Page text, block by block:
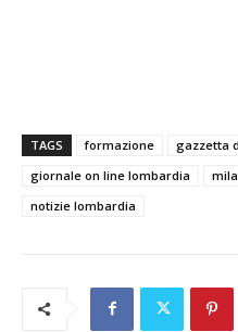
TAGS formazione
gazzetta
giornale on line lombardia
notizie lombardia